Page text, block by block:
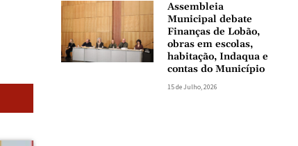
Assembleia
Municipal debate
Finanças de Lobão,
obras em escolas,
habitação, Indaqua e
contas do Município
15 de Julho, 2026